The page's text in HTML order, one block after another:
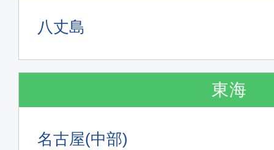
八丈島
東海
名古屋(中部)